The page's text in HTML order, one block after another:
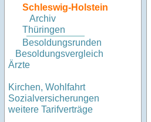
Schleswig-Holstein
Archiv
Thüringen
Besoldungsrunden
Besoldungsvergleich
Ärzte
Kirchen, Wohlfahrt
Sozialversicherungen
weitere Tarifverträge